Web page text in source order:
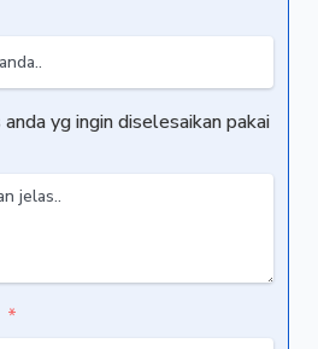
yg ingin diselesaikan pakai